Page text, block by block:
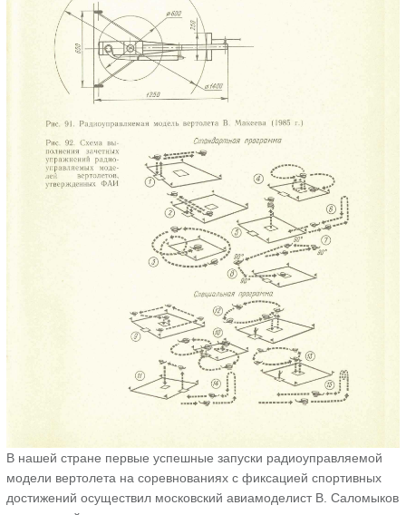
В нашей стране первые успешные запуски радиоуправляемой
модели вертолета на соревнованиях с фиксацией спортивных
достижений осуществил московский авиамоделист В. Саломыков